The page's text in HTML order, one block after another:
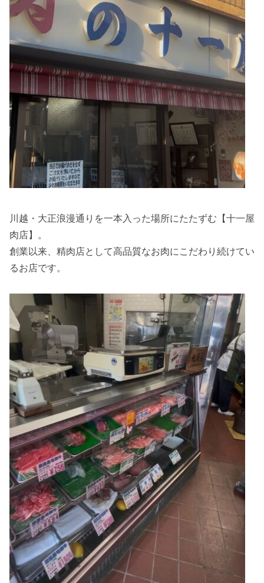
川越・大正浪漫通りを一本入った場所にたたずむ【十一屋
肉店】。
創業以来、精肉店として高品質なお肉にこだわり続けてい
るお店です。